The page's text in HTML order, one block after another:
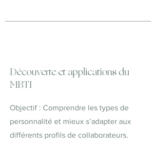
Découverte et applications du
MBTI
Objectif : Comprendre les types de
personnalité et mieux s’adapter aux
différents profils de collaborateurs.